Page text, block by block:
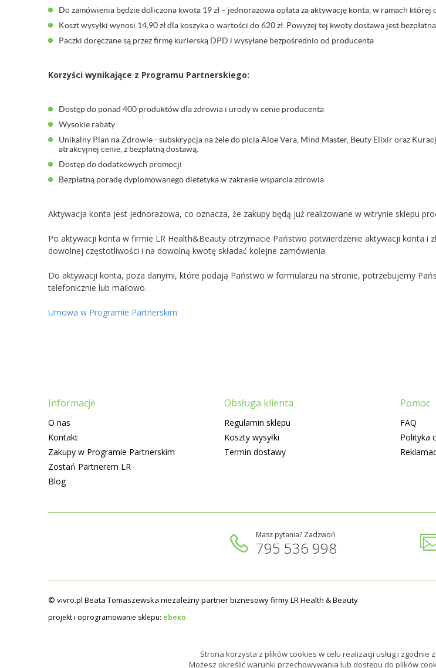
Do zamówienia będzie doliczona kwota 19 zł – jednorazowa opłata za aktywację konta, w ramach
Koszt wysyłki wynosi 14,90 zł dla koszyka o wartości do 620 zł. Powyżej tej kwoty dostawa jest bezpłatna.
Paczki doręczane są przez firmę kurierską DPD i wysyłane bezpośrednio od producenta
Korzyści wynikające z Programu Partnerskiego:
Dostęp do ponad 400 produktów dla zdrowia i urody w cenie producenta
Wysokie rabaty
Unikalny Plan na Zdrowie - subskrypcja na żele do picia Aloe Vera, Mind Master, Beuty Elixir oraz
atrakcyjnej cenie, z bezpłatną dostawą.
Dostęp do dodatkowych promocji
Bezpłatną poradę dyplomowanego dietetyka w zakresie wsparcia zdrowia
Aktywacja konta jest jednorazowa, co oznacza, że zakupy będą już realizowane w witrynie sklepu
Po aktywacji konta w firmie LR Health&Beauty otrzymacie Państwo potwierdzenie aktywacji konta i
dowolnej częstotliwości i na dowolną kwotę składać kolejne zamówienia.
Do aktywacji konta, poza danymi, które podają Państwo w formularzu na stronie, potrzebujemy
telefonicznie lub mailowo.
Umowa w Programie Partnerskim
Informacje
O nas
Kontakt
Zakupy w Programie Partnerskim
Zostań Partnerem LR
Blog
Obsługa klienta
Regulamin sklepu
Koszty wysyłki
Termin dostawy
Pomoc
FAQ
Polityka
Masz pytania? Zadzwoń
795 536 998
© vivro.pl Beata Tomaszewska niezależny partner biznesowy firmy LR Health & Beauty
projekt i oprogramowanie sklepu: ebexo
Strona korzysta z plików cookies w celu realizacji usług i zgodnie z
Możesz określić warunki przechowywania lub dostępu do plików